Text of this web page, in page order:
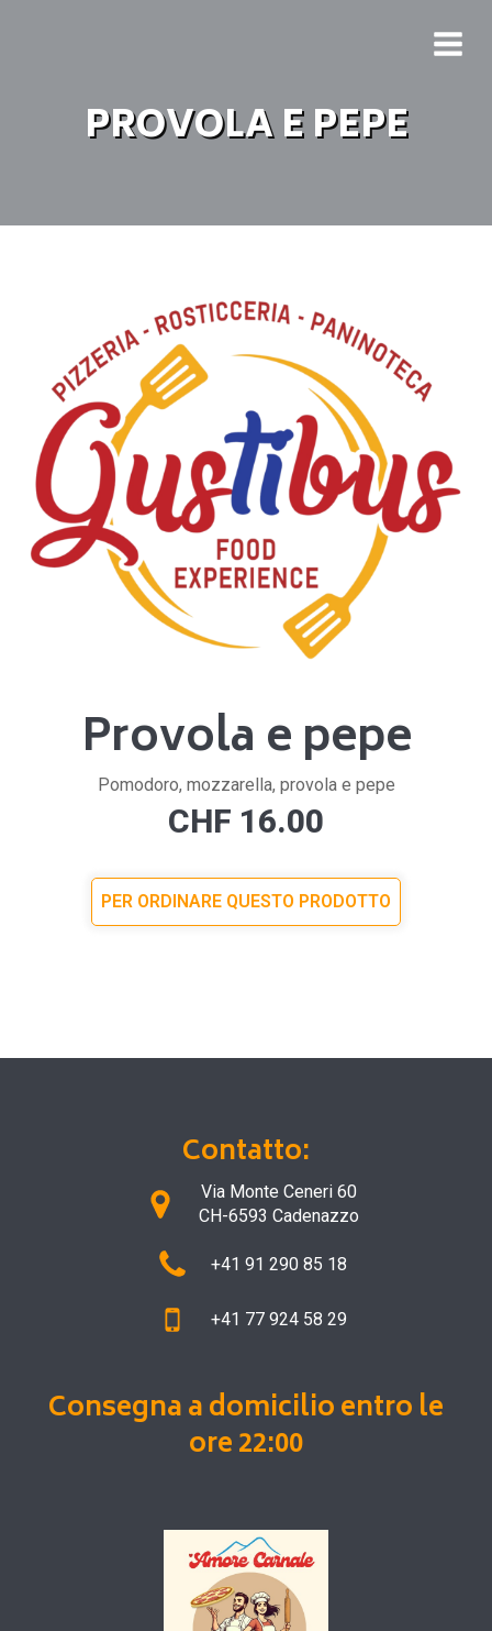
PROVOLA E PEPE
Provola e pepe
Pomodoro, mozzarella, provola e pepe
CHF 16.00
PER ORDINARE QUESTO PRODOTTO
Contatto:
Via Monte Ceneri 60
CH-6593 Cadenazzo
+41 91 290 85 18
+41 77 924 58 29
Consegna a domicilio entro le
ore 22:00